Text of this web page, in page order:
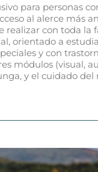
para personas
al alerce más
realizar con toda la
orientado a
y con
módulos (visual,
y el cuidado del